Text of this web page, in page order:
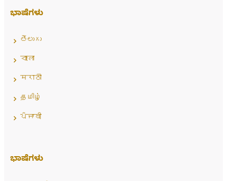
ಭಾಷೆಗಳು
తెలుగు
বাংলা
मराठी
தமிழ்
ਪੰਜਾਬੀ
ಭಾಷೆಗಳು